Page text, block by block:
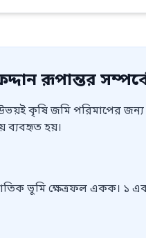
রূপান্তর
কৃষি জমি পরিমাপের
ব্যবহৃত হয়।
ভূমি ক্ষেত্রফল একক। ১